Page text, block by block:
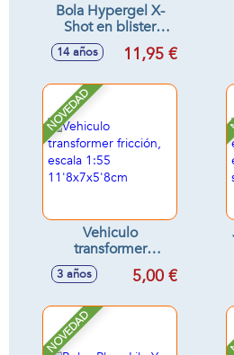
Bola Hypergel X-
Shot en blister
(20.000 bolas de
gel) 12cm
14 años 11,95 €
NOVEDAD
Vehiculo
transformer
fricción, escala 1:55
11'8x7x5'8cm
3 años 5,00 €
NOVEDAD